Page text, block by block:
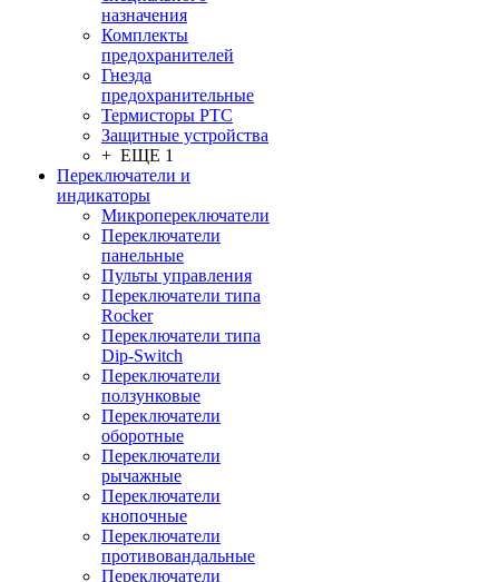
назначения
Комплекты
предохранителей
Гнезда
предохранительные
Термисторы PTC
Защитные устройства
+ ЕЩЕ 1
Переключатели и
индикаторы
Микропереключатели
Переключатели
панельные
Пульты управления
Переключатели типа
Rocker
Переключатели типа
Dip-Switch
Переключатели
ползунковые
Переключатели
оборотные
Переключатели
рычажные
Переключатели
кнопочные
Переключатели
противовандальные
Переключатели